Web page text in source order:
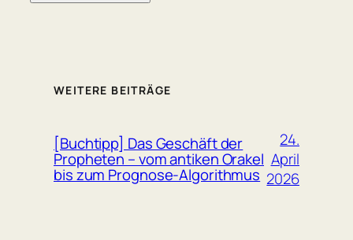
WEITERE BEITRÄGE
[Buchtipp] Das Geschäft der
Propheten – vom antiken Orakel
bis zum Prognose-Algorithmus
24.
April
2026